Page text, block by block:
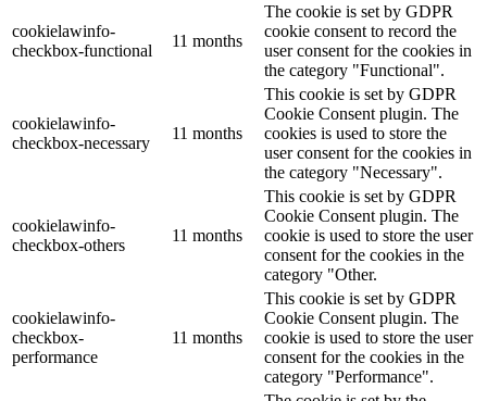
cookielawinfo-
checkbox-functional
11 months
The cookie is set by GDPR
cookie consent to record the
user consent for the cookies in
the category "Functional".
cookielawinfo-
checkbox-necessary
11 months
This cookie is set by GDPR
Cookie Consent plugin. The
cookies is used to store the
user consent for the cookies in
the category "Necessary".
cookielawinfo-
checkbox-others
11 months
This cookie is set by GDPR
Cookie Consent plugin. The
cookie is used to store the user
consent for the cookies in the
category "Other.
cookielawinfo-
checkbox-
performance
11 months
This cookie is set by GDPR
Cookie Consent plugin. The
cookie is used to store the user
consent for the cookies in the
category "Performance".